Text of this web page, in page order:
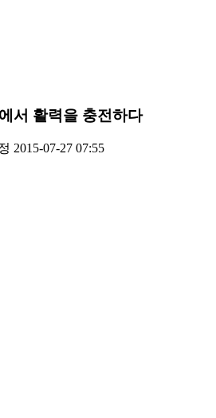
서 활력을 충전하다
2015-07-27 07:55